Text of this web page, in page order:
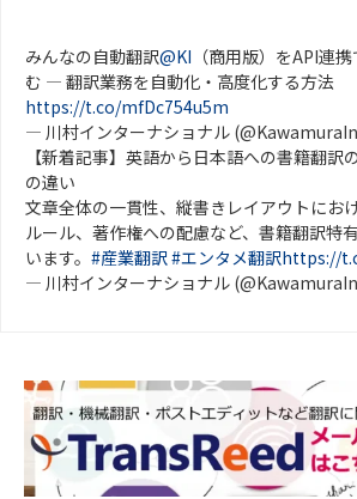
みんなの自動翻訳@KI （商用版）をAPI連
む ― 翻訳業務を自動化・高度化する方法
https://t.co/mfDc754u5m
— 川村インターナショナル
【新着記事】英語から日本語への書籍翻訳
の違い
文章全体の一貫性、縦書きレイアウトにお
ルール、著作権への配慮など、書籍翻訳特
います。 #産業翻訳#エンタメ翻訳https://
— 川村インターナショナル